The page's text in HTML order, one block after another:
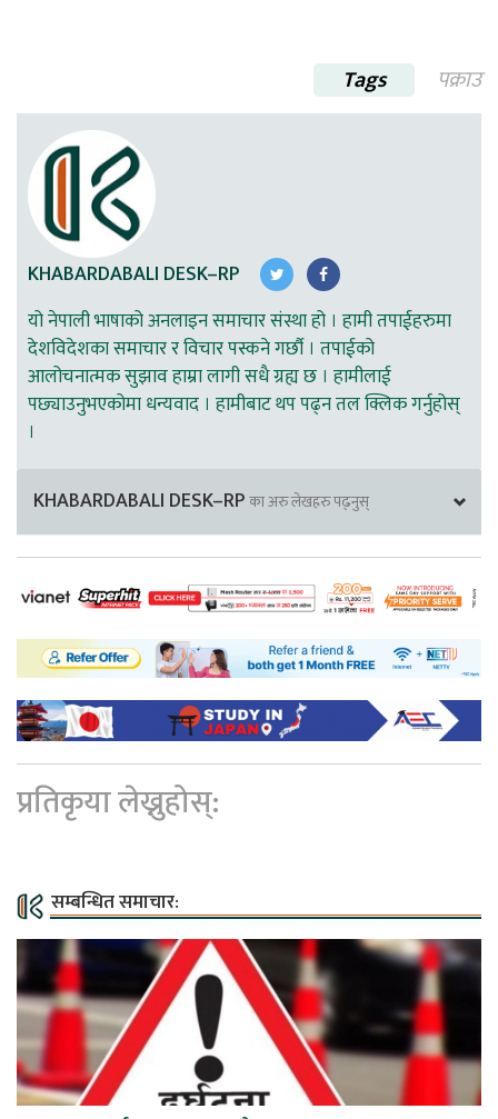
Tags पक्राउ
KHABARDABALI DESK–RP
यो नेपाली भाषाको अनलाइन समाचार संस्था हो । हामी तपाईहरुमा
देशविदेशका समाचार र विचार पस्कने गर्छौ । तपाईको
आलोचनात्मक सुझाव हाम्रा लागी सधै ग्रह्य छ । हामीलाई
पछ्याउनुभएकोमा धन्यवाद । हामीबाट थप पढ्न तल क्लिक गर्नुहोस्
।
KHABARDABALI DESK–RPका अरु लेखहरु पढ्नुस्
प्रतिकृया लेख्नुहोस्:
सम्बन्धित समाचार: